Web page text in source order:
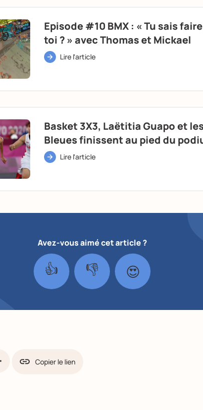
Episode #10 BMX : « Tu sais
toi ? » avec Thomas et Mickael
Lire l'article
Basket 3X3, Laëtitia Guapo et
Bleues finissent au pied du
Lire l'article
Avez-vous aimé cet article ?
👍 👎 😍
Copier le lien